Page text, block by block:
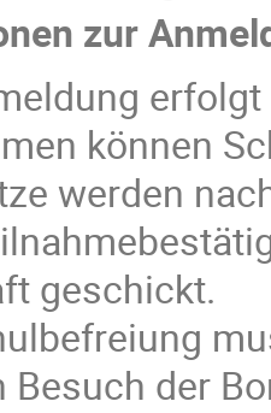
zur
können
werden
geschickt.
Besuch der